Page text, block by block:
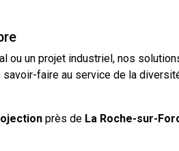
un projet industriel, nos
faire au service de la
près de La Roche-sur-